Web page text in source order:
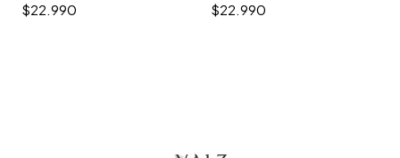
$22.990 $22.990